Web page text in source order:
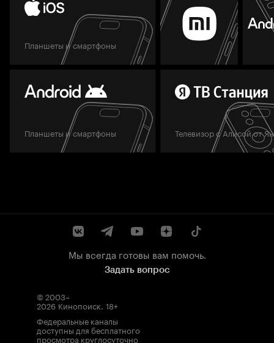
Планшеты и смартфоны
Планшеты и смартфоны Телевизор с Алисой от
Мы всегда готовы вам помочь.
Задать вопрос
© 2003–
2026 Кинопоиск. 18+
Федеральные каналы
доступны для бесплатного
просмотра круглосуточно